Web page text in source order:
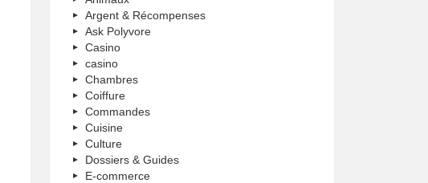
Argent & Récompenses
Ask Polyvore
Casino
casino
Chambres
Coiffure
Commandes
Cuisine
Culture
Dossiers & Guides
E-commerce